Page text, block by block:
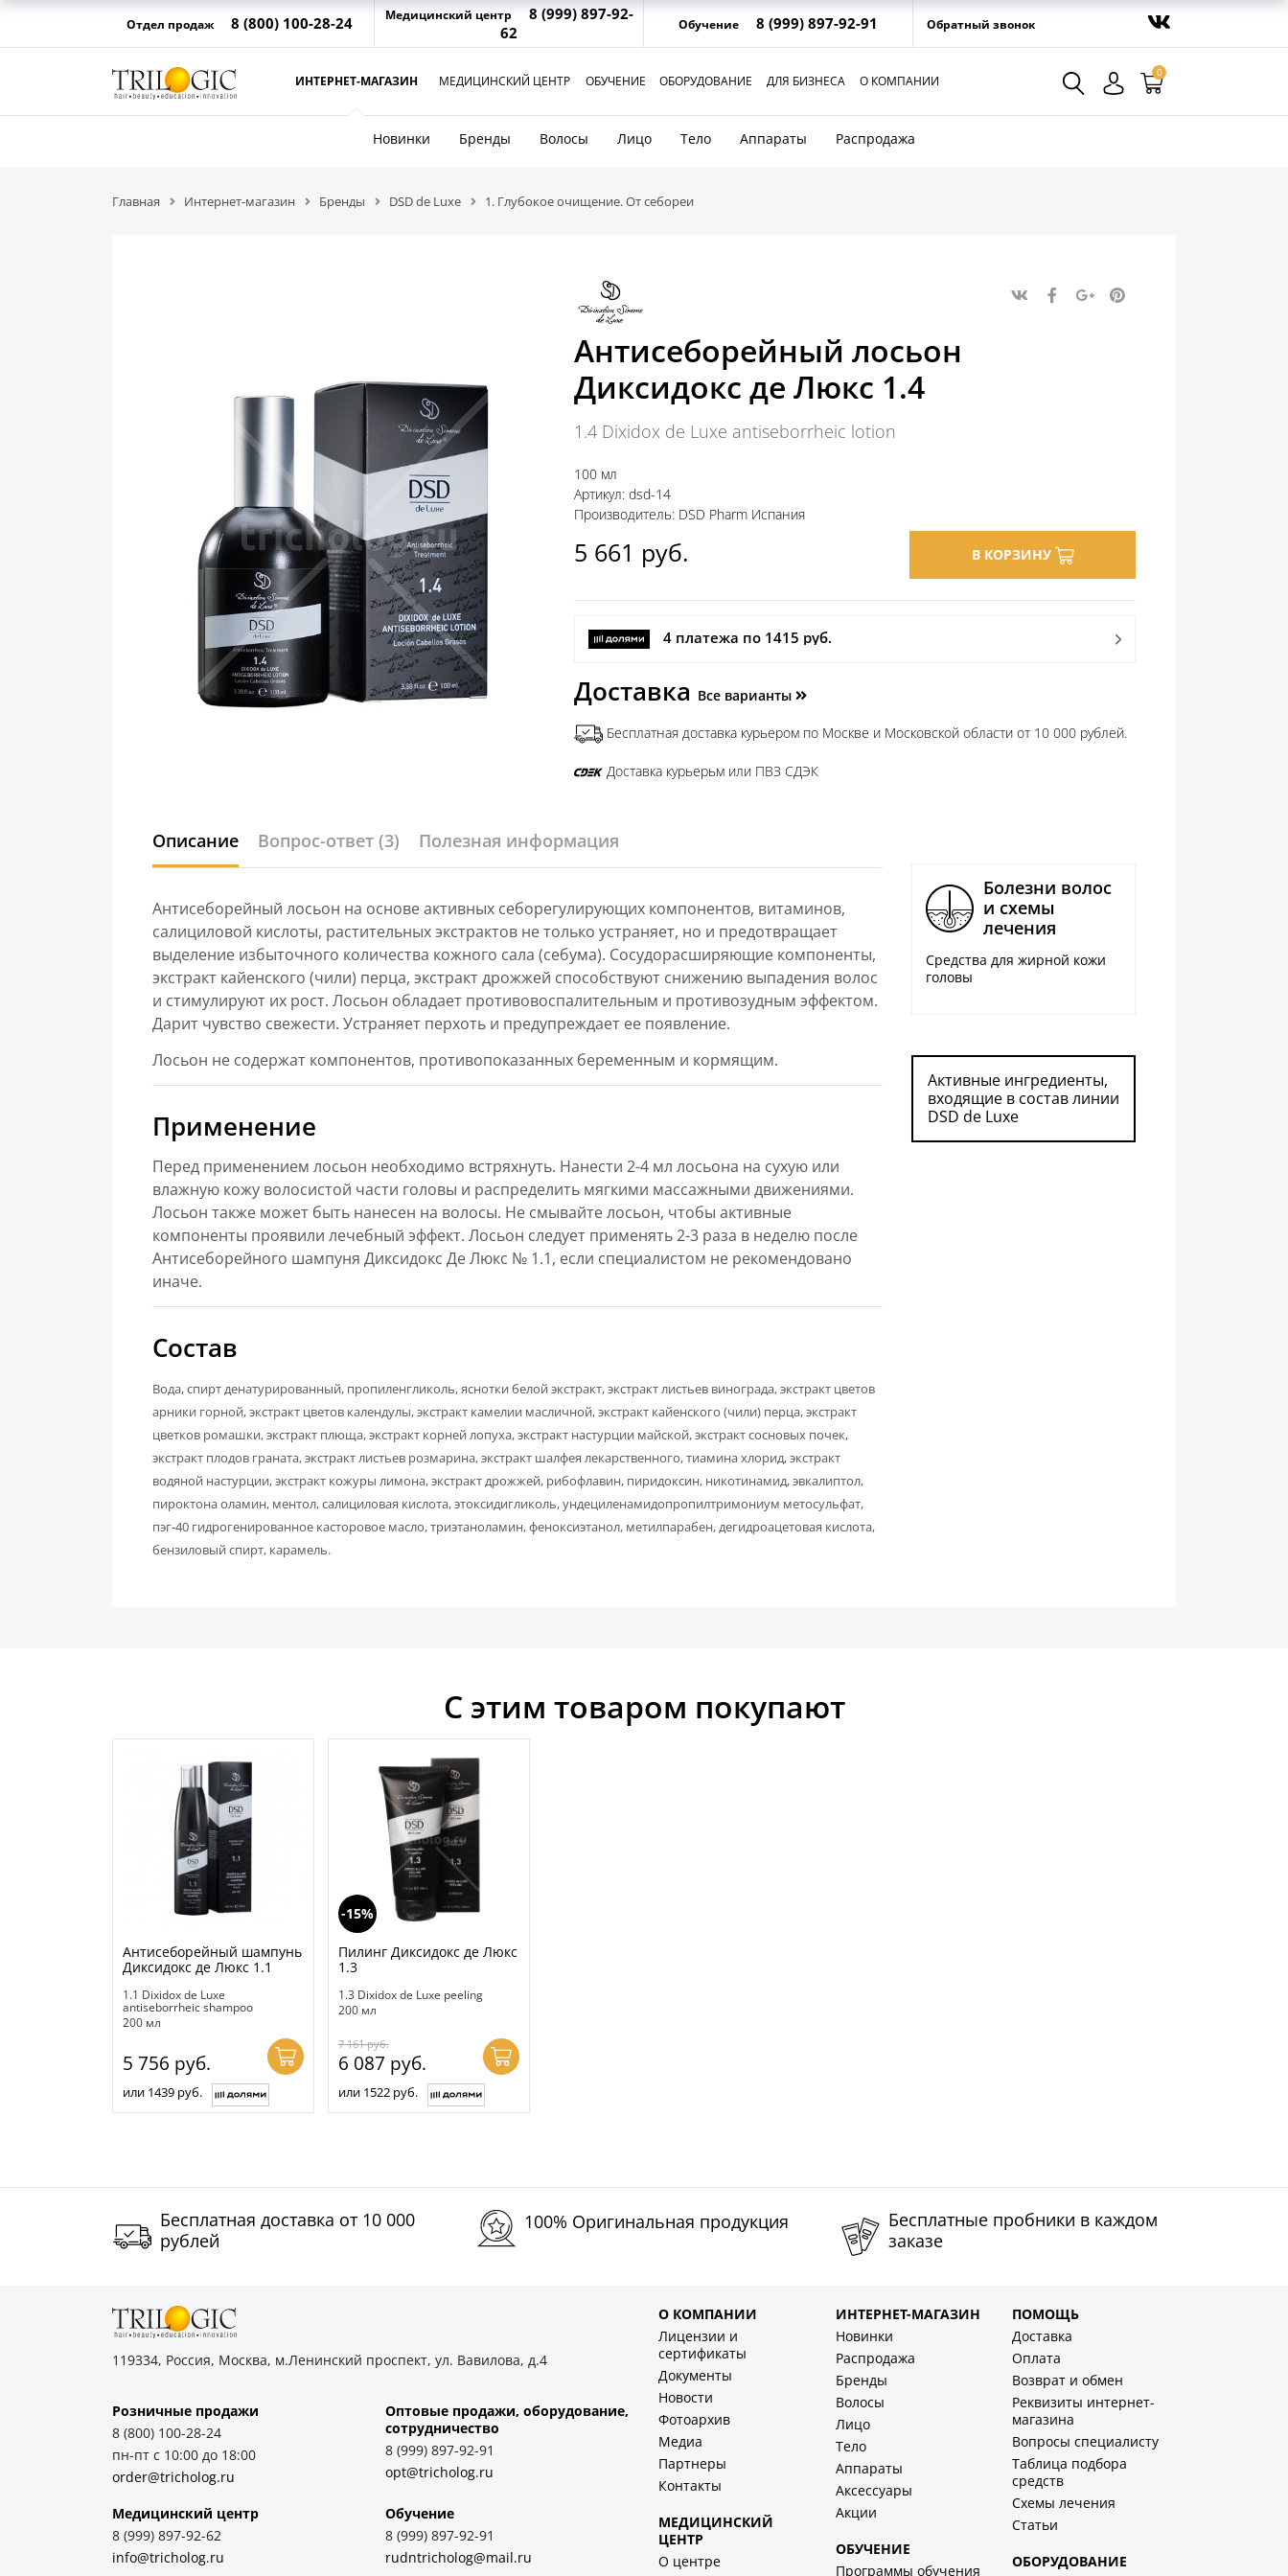
Отдел продаж 8 (800) 100-28-24 Медицинский центр
8 (999) 897-92-
62
Обучение 8 (999) 897-92-91 Обратный звонок
0
ИНТЕРНЕТ-МАГАЗИН МЕДИЦИНСКИЙ ЦЕНТР ОБУЧЕНИЕ ОБОРУДОВАНИЕ ДЛЯ БИЗНЕСА О КОМПАНИИ
Новинки Бренды Волосы Лицо Тело Аппараты Распродажа
Главная Интернет-магазин Бренды DSD de Luxe 1. Глубокое очищение. От себореи
Антисеборейный лосьон
Диксидокс де Люкс 1.4
1.4 Dixidox de Luxe antiseborrheic lotion
100 мл
Артикул: dsd-14
Производитель: DSD Pharm Испания
5 661 руб. В КОРЗИНУ
4 платежа по 1415 руб.
Доставка Все варианты
Бесплатная доставка курьером по Москве и Московской области от 10 000 рублей.
Доставка курьерьм или ПВЗ СДЭК
Описание Вопрос-ответ (3) Полезная информация
Антисеборейный лосьон на основе активных себорегулирующих компонентов, витаминов,
салициловой кислоты, растительных экстрактов не только устраняет, но и предотвращает
выделение избыточного количества кожного сала (себума). Сосудорасширяющие компоненты,
экстракт кайенского (чили) перца, экстракт дрожжей способствуют снижению выпадения волос
и стимулируют их рост. Лосьон обладает противовоспалительным и противозудным эффектом.
Дарит чувство свежести. Устраняет перхоть и предупреждает ее появление.
Лосьон не содержат компонентов, противопоказанных беременным и кормящим.
Применение
Перед применением лосьон необходимо встряхнуть. Нанести 2-4 мл лосьона на сухую или
влажную кожу волосистой части головы и распределить мягкими массажными движениями.
Лосьон также может быть нанесен на волосы. Не смывайте лосьон, чтобы активные
компоненты проявили лечебный эффект. Лосьон следует применять 2-3 раза в неделю после
Антисеборейного шампуня Диксидокс Де Люкс № 1.1, если специалистом не рекомендовано
иначе.
Состав
Вода, спирт денатурированный, пропиленгликоль, яснотки белой экстракт, экстракт листьев винограда, экстракт цветов
арники горной, экстракт цветов календулы, экстракт камелии масличной, экстракт кайенского (чили) перца, экстракт
цветков ромашки, экстракт плюща, экстракт корней лопуха, экстракт настурции майской, экстракт сосновых почек,
экстракт плодов граната, экстракт листьев розмарина, экстракт шалфея лекарственного, тиамина хлорид, экстракт
водяной настурции, экстракт кожуры лимона, экстракт дрожжей, рибофлавин, пиридоксин, никотинамид, эвкалиптол,
пироктона оламин, ментол, салициловая кислота, этоксидигликоль, ундециленамидопропилтримониум метосульфат,
пэг-40 гидрогенированное касторовое масло, триэтаноламин, феноксиэтанол, метилпарабен, дегидроацетовая кислота,
бензиловый спирт, карамель.
Болезни волос
и схемы
лечения
Средства для жирной кожи
головы
Активные ингредиенты,
входящие в состав линии
DSD de Luxe
С этим товаром покупают
Антисеборейный шампунь
Диксидокс де Люкс 1.1
1.1 Dixidox de Luxe
antiseborrheic shampoo
200 мл
5 756 руб.
или 1439 руб.
-15%
Пилинг Диксидокс де Люкс
1.3
1.3 Dixidox de Luxe peeling
200 мл
7 161руб.
6 087 руб.
или 1522 руб.
Бесплатная доставка от 10 000
рублей
100% Оригинальная продукция
Бесплатные пробники в каждом
заказе
119334, Россия, Москва, м.Ленинский проспект, ул. Вавилова, д.4
Розничные продажи
8 (800) 100-28-24
пн-пт с 10:00 до 18:00
order@tricholog.ru
Оптовые продажи, оборудование,
cотрудничество
8 (999) 897-92-91
opt@tricholog.ru
Медицинский центр
8 (999) 897-92-62
info@tricholog.ru
Обучение
8 (999) 897-92-91
rudntricholog@mail.ru
О КОМПАНИИ
Лицензии и
сертификаты
Документы
Новости
Фотоархив
Медиа
Партнеры
Контакты
МЕДИЦИНСКИЙ
ЦЕНТР
О центре
ИНТЕРНЕТ-МАГАЗИН
Новинки
Распродажа
Бренды
Волосы
Лицо
Тело
Аппараты
Аксессуары
Акции
ОБУЧЕНИЕ
Программы обучения
ПОМОЩЬ
Доставка
Оплата
Возврат и обмен
Реквизиты интернет-
магазина
Вопросы специалисту
Таблица подбора
средств
Схемы лечения
Статьи
ОБОРУДОВАНИЕ